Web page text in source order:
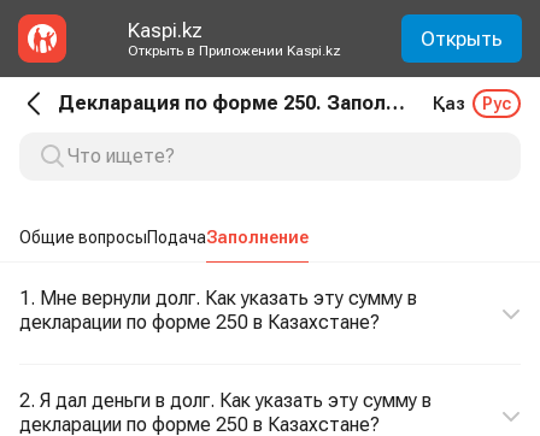
Kaspi.kz
Открыть в Приложении Kaspi.kz Открыть
Декларация по форме 250. Заполнение Қаз Рус
Общие вопросыПодачаЗаполнение
1. Мне вернули долг. Как указать эту сумму в
декларации по форме 250 в Казахстане?
2. Я дал деньги в долг. Как указать эту сумму в
декларации по форме 250 в Казахстане?